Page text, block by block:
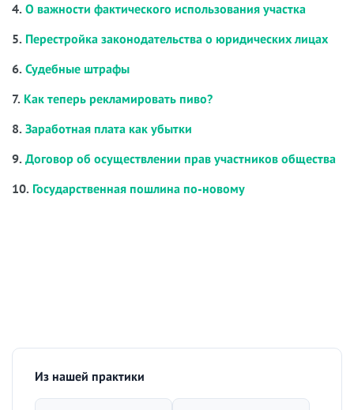
4. О важности фактического использования участка
5. Перестройка законодательства о юридических лицах
6. Судебные штрафы
7. Как теперь рекламировать пиво?
8. Заработная плата как убытки
9. Договор об осуществлении прав участников общества
10. Государственная пошлина по-новому
Из нашей практики